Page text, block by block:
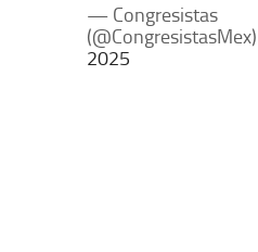
— Congresistas
(@CongresistasMex)
2025